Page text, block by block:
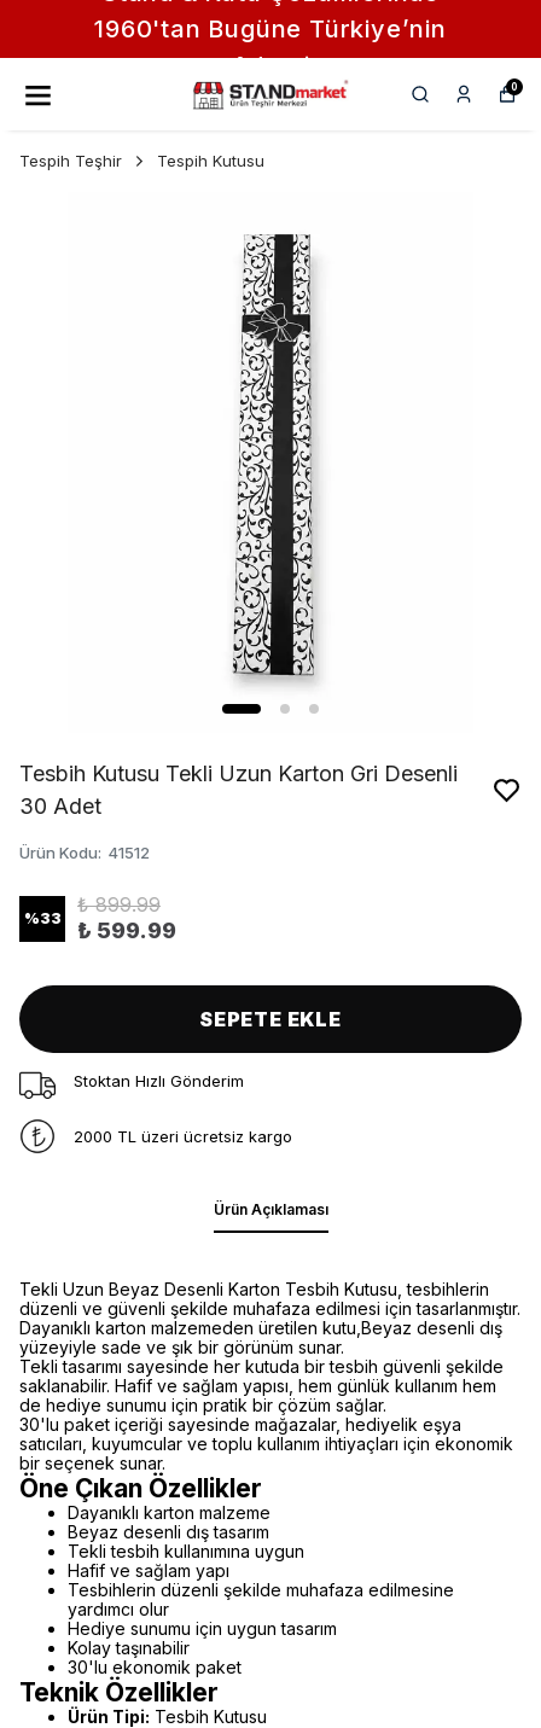
1960'tan Bugüne Türkiye’nin
Adresi
0
Tespih Teşhir Tespih Kutusu
Tesbih Kutusu Tekli Uzun Karton Gri Desenli
30 Adet
Ürün Kodu: 41512
%33
₺ 899.99
₺ 599.99
SEPETE EKLE
Stoktan Hızlı Gönderim
2000 TL üzeri ücretsiz kargo
Ürün Açıklaması
Tekli Uzun Beyaz Desenli Karton Tesbih Kutusu, tesbihlerin
düzenli ve güvenli şekilde muhafaza edilmesi için tasarlanmıştır.
Dayanıklı karton malzemeden üretilen kutu,Beyaz desenli dış
yüzeyiyle sade ve şık bir görünüm sunar.
Tekli tasarımı sayesinde her kutuda bir tesbih güvenli şekilde
saklanabilir. Hafif ve sağlam yapısı, hem günlük kullanım hem
de hediye sunumu için pratik bir çözüm sağlar.
30'lu paket içeriği sayesinde mağazalar, hediyelik eşya
satıcıları, kuyumcular ve toplu kullanım ihtiyaçları için ekonomik
bir seçenek sunar.
Öne Çıkan Özellikler
Dayanıklı karton malzeme
Beyaz desenli dış tasarım
Tekli tesbih kullanımına uygun
Hafif ve sağlam yapı
Tesbihlerin düzenli şekilde muhafaza edilmesine
yardımcı olur
Hediye sunumu için uygun tasarım
Kolay taşınabilir
30'lu ekonomik paket
Teknik Özellikler
Ürün Tipi: Tesbih Kutusu